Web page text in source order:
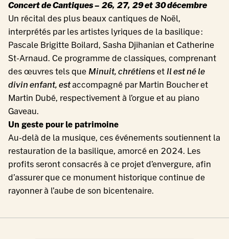
Concert de Cantiques – 26, 27, 29 et 30 décembre
Un récital des plus beaux cantiques de Noël,
interprétés par les artistes lyriques de la basilique :
Pascale Brigitte Boilard, Sasha Djihanian et Catherine
St-Arnaud. Ce programme de classiques, comprenant
des œuvres tels que Minuit, chrétiens et Il est né le
divin enfant, estaccompagné par Martin Boucher et
Martin Dubé, respectivement à l’orgue et au piano
Gaveau.
Un geste pour le patrimoine
Au-delà de la musique, ces événements soutiennent la
restauration de la basilique, amorcé en 2024. Les
profits seront consacrés à ce projet d’envergure, afin
d’assurer que ce monument historique continue de
rayonner à l’aube de son bicentenaire.